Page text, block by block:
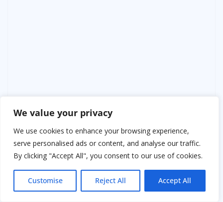
We value your privacy
We use cookies to enhance your browsing experience,
serve personalised ads or content, and analyse our traffic.
By clicking "Accept All", you consent to our use of cookies.
Customise Reject All Accept All
Отец и Ларисса больше не прятали чувства. Они
вместе гуляли по саду, планировали совместные